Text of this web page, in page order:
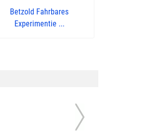
Betzold Fahrbares
Experimentie ...